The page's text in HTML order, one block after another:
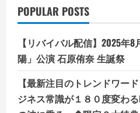
POPULAR POSTS
【リバイバル配信】2025年
陽」公演 石原侑奈 生誕祭
【最新注目のトレンドワー
ジネス常識が１８０度変わ